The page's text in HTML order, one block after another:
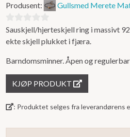
Produsent: Gullsmed Merete
0
ut
5
Sauskjell/hjerteskjell ring i massivt
ekte skjell plukket i fjæra.
Barndomsminner. Åpen og
KJØP PRODUKT
: Produktet selges fra leverandørens